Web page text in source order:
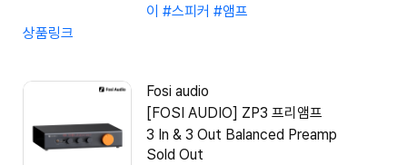
이 #스피커 #앰프
상품링크
Fosi audio
[FOSI AUDIO] ZP3 프리앰프
3 In & 3 Out Balanced Preamp
Sold Out